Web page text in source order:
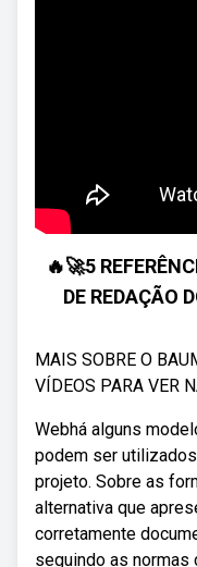
🔥🚀5
DE REDAÇÃO
MAIS SOBRE O
VÍDEOS PARA VER
Webhá alguns
podem ser
projeto. Sobre as
alternativa que
corretamente
seguindo as normas